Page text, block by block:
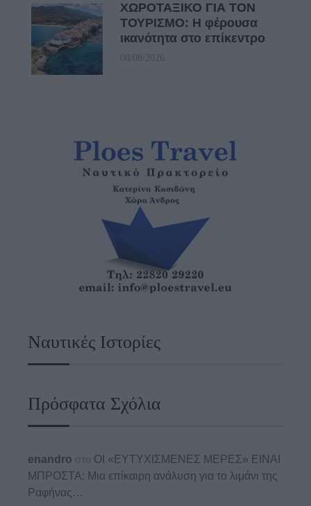
ΧΩΡΟΤΑΞΙΚΟ ΓΙΑ ΤΟΝ
ΤΟΥΡΙΣΜΟ: Η φέρουσα
ικανότητα στο επίκεντρο
08/08/2026
Ναυτικές Ιστορίες
Πρόσφατα Σχόλια
enandro στο ΟΙ «ΕΥΤΥΧΙΣΜΕΝΕΣ ΜΕΡΕΣ» ΕΙΝΑΙ
ΜΠΡΟΣΤΑ: Μια επίκαιρη ανάλυση για το λιμάνι της
Ραφήνας…